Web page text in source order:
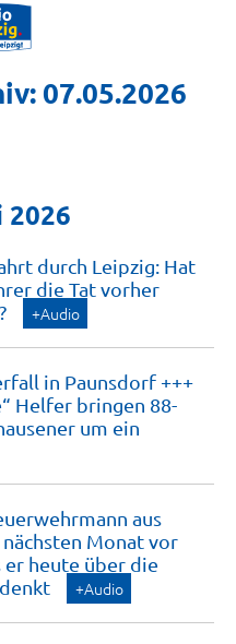
07.05.2026
2026
durch Leipzig: Hat
die Tat vorher
+Audio
in Paunsdorf +++
Helfer bringen 88-
um ein
aus
nächsten Monat vor
er heute über die
denkt +Audio